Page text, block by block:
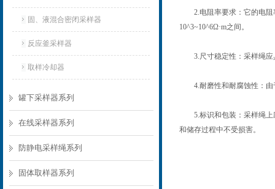
固、液混合密闭采样器
反应釜采样器
取样冷却器
罐下采样器系列
在线采样器系列
防静电采样绳系列
固体取样器系列
2.电阻率要求：它的电阻
10^3~10^6Ω·m之间。
3.尺寸稳定性：采样绳应
4.耐磨性和耐腐蚀性：由
5.标识和包装：采样绳上
和储存过程中不受损害。